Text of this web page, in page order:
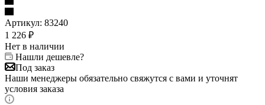
Артикул: 83240
1 226 ₽
Нет в наличии
Нашли дешевле?
Под заказ
Наши менеджеры обязательно свяжутся с вами и уточнят
условия заказа